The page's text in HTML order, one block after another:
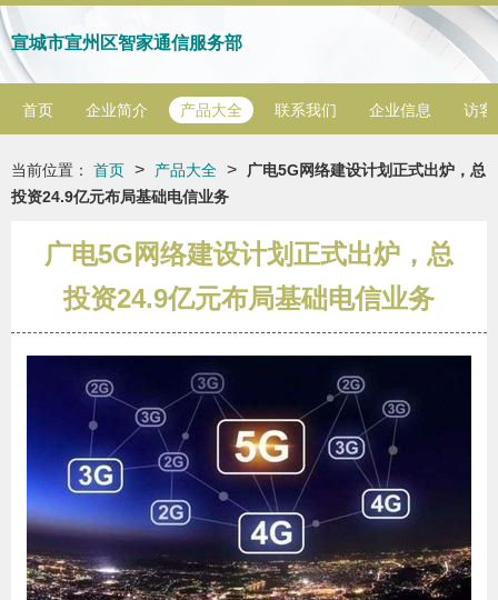
宣城市宣州区智家通信服务部
首页 企业简介 产品大全 联系我们 企业信息 访客
当前位置： 首页 > 产品大全 >
广电5G网络建设计划正式出炉，总
投资24.9亿元布局基础电信业务
广电5G网络建设计划正式出炉，总
投资24.9亿元布局基础电信业务